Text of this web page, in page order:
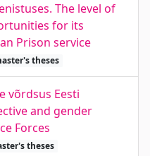
The level of
for its
Prison service
theses
võrdsus Eesti
and gender
Forces
theses